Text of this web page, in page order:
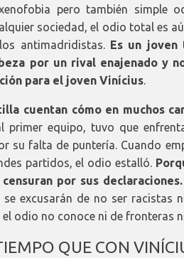
pero también simple
sociedad, el odio total es
antimadridistas. Es un joven
por un rival enajenado y
para el joven Vinícius.
cuentan cómo en muchos
primer equipo, tuvo que
falta de puntería. Cuando
partidos, el odio estalló.
por sus
excusarán de no ser racistas
odio no conoce ni de fronteras
QUE CON